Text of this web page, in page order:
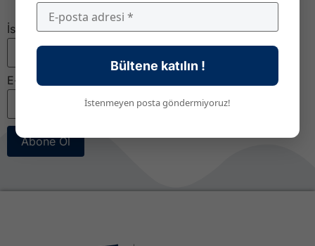
İsim
E-posta
Abone Ol
Bültene katılın !
İstenmeyen posta göndermiyoruz!